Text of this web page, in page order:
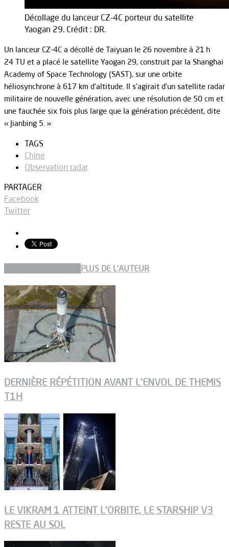
Décollage du lanceur CZ-4C porteur du satellite
Yaogan 29. Crédit : DR.
Un lanceur CZ-4C a décollé de Taiyuan le 26 novembre à 21 h
24 TU et a placé le satellite Yaogan 29, construit par la Shanghai
Academy of Space Technology (SAST), sur une orbite
héliosynchrone à 617 km d’altitude. Il s’agirait d’un satellite radar
militaire de nouvelle génération, avec une résolution de 50 cm et
une fauchée six fois plus large que la génération précédent, dite
« Jianbing 5. »
TAGS
Chine
Observation radar
PARTAGER
Facebook
Twitter
PLUS DE L'AUTEUR
DERNIÈRE RÉPÉTITION AVANT L’ENVOL DE THEMIS
T1H
LE VIKRAM 1 ATTEINT L’ORBITE, LE STARSHIP V3
RESTE AU SOL